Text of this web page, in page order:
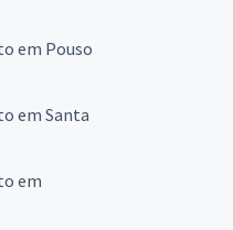
em Pouso
em Santa
em